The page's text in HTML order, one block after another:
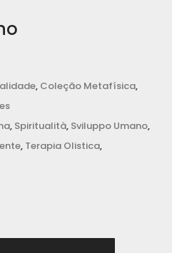
, Coleção Metafísica,
, Spiritualità, Sviluppo Umano,
, Terapia Olistica,